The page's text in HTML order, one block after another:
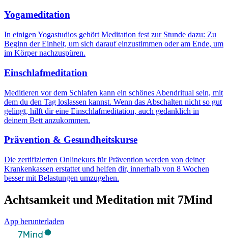
Yogameditation
In einigen Yogastudios gehört Meditation fest zur Stunde dazu: Zu
Beginn der Einheit, um sich darauf einzustimmen oder am Ende, um
im Körper nachzuspüren.
Einschlafmeditation
Meditieren vor dem Schlafen kann ein schönes Abendritual sein, mit
dem du den Tag loslassen kannst. Wenn das Abschalten nicht so gut
gelingt, hilft dir eine Einschlafmeditation, auch gedanklich in
deinem Bett anzukommen.
Prävention & Gesundheitskurse
Die zertifizierten Onlinekurs für Prävention werden von deiner
Krankenkassen erstattet und helfen dir, innerhalb von 8 Wochen
besser mit Belastungen umzugehen.
Achtsamkeit und Meditation mit 7Mind
App herunterladen